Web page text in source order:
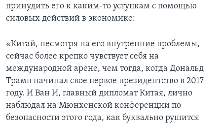
принудить его к каким-то уступкам с помощью
силовых действий в экономике:
«Китай, несмотря на его внутренние проблемы,
сейчас более крепко чувствует себя на
международной арене, чем тогда, когда Дональд
Трамп начинал свое первое президентство в 2017
году. И Ван И, главный дипломат Китая, лично
наблюдал на Мюнхенской конференции по
безопасности этого года, как буквально рушится